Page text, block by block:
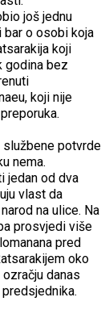
još jednu
bar o osobi koja
koji
godina bez
koji nije
službene potvrde
nema.
jedan od dva
vlast da
na ulice. Na
prosvjedi više
pred
oko
danas